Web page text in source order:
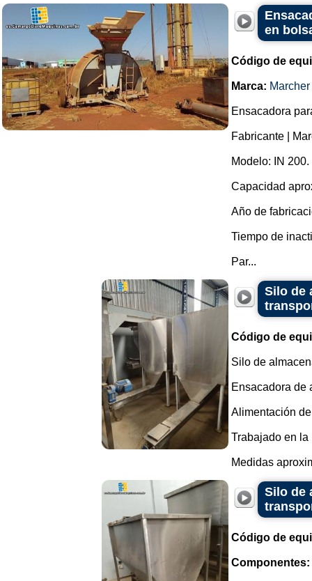
en
Código de
Marca:
Ensacadora
Fabricante |
Modelo: IN 200.
Capacidad
Año de
Tiempo de
Par...
Silo de
Código de
Silo de
Ensacadora de
Alimentación
Trabajado en
Medidas
Silo de
Código de
Componentes: